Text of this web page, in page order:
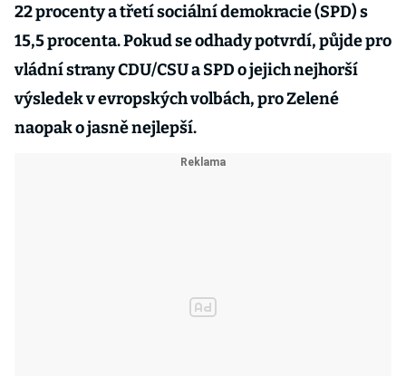
22 procenty a třetí sociální demokracie (SPD) s
15,5 procenta. Pokud se odhady potvrdí, půjde pro
vládní strany CDU/CSU a SPD o jejich nejhorší
výsledek v evropských volbách, pro Zelené
naopak o jasně nejlepší.